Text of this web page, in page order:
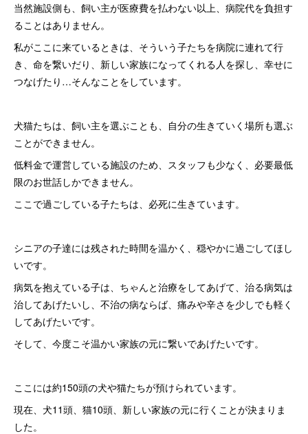
当然施設側も、飼い主が医療費を払わない以上、病院代を負担す
ることはありません。
私がここに来ているときは、そういう子たちを病院に連れて行
き、命を繋いだり、新しい家族になってくれる人を探し、幸せに
つなげたり…そんなことをしています。
犬猫たちは、飼い主を選ぶことも、自分の生きていく場所も選ぶ
ことができません。
低料金で運営している施設のため、スタッフも少なく、必要最低
限のお世話しかできません。
ここで過ごしている子たちは、必死に生きています。
シニアの子達には残された時間を温かく、穏やかに過ごしてほし
いです。
病気を抱えている子は、ちゃんと治療をしてあげて、治る病気は
治してあげたいし、不治の病ならば、痛みや辛さを少しでも軽く
してあげたいです。
そして、今度こそ温かい家族の元に繋いであげたいです。
ここには約150頭の犬や猫たちが預けられています。
現在、犬11頭、猫10頭、新しい家族の元に行くことが決まりま
した。